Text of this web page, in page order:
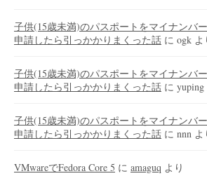
子供(15歳未満)のパスポートをマイナンバ
申請したら引っかかりまくった話 に ogk よ
子供(15歳未満)のパスポートをマイナンバ
申請したら引っかかりまくった話 に yuping
子供(15歳未満)のパスポートをマイナンバ
申請したら引っかかりまくった話 に nnn よ
VMwareでFedora Core 5 に amaguq より